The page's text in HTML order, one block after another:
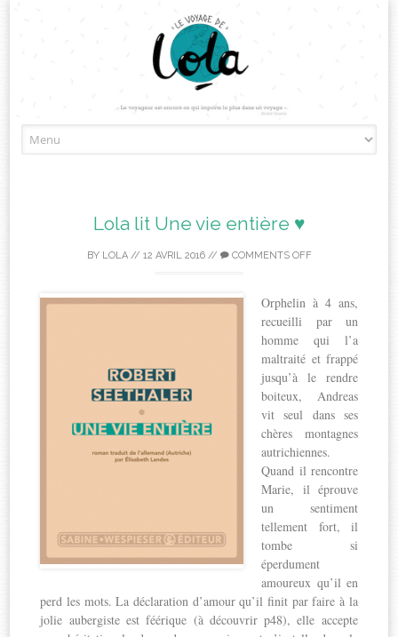
to
Lola lit Une vie entière ♥
BY LOLA// 12 AVRIL 2016// COMMENTS OFF
Orphelin à 4 ans,
recueilli par un
homme qui l’a
maltraité et frappé
jusqu’à le rendre
boiteux, Andreas
vit seul dans ses
chères montagnes
autrichiennes.
Quand il rencontre
Marie, il éprouve
un sentiment
tellement fort, il
tombe si
éperdument
amoureux qu’il en
perd les mots. La déclaration d’amour qu’il finit par faire à la
jolie aubergiste est féérique (à découvrir p48), elle accepte